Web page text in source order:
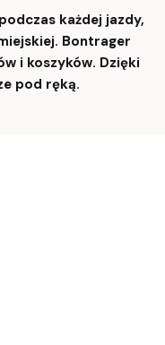
każdej jazdy,
Bontrager
i koszyków. Dzięki
pod ręką.